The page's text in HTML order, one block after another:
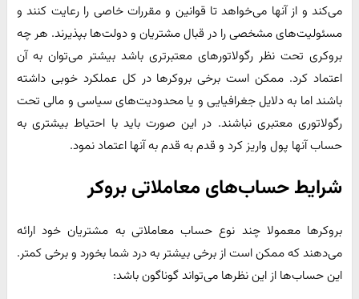
می‌کند و از آنها می‌خواهد تا قوانین و مقررات خاصی را رعایت کنند و
مسئولیت‌های مشخصی را در قبال مشتریان و دولت‌ها بپذیرند. هر چه
بروکری تحت نظر رگولاتورهای معتبرتری باشد بیشتر می‌توان به آن
اعتماد کرد. ممکن است برخی بروکرها در کل عملکرد خوبی داشته
باشند اما به دلایل جغرافیایی و یا محدودیت‌های سیاسی و مالی تحت
رگولاتوری معتبری نباشند. در این صورت باید با احتیاط بیشتری به
حساب آنها پول واریز کرد و قدم به قدم به آنها اعتماد نمود.
شرایط حساب‌های معاملاتی بروکر
بروکرها معمولا چند نوع حساب معاملاتی به مشتریان خود ارائه
می‌دهند که ممکن است از برخی بیشتر به درد شما بخورد و برخی کمتر.
این حساب‌ها از این نظرها می‌تواند گوناگون باشد: